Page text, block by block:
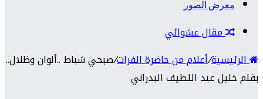
معرض الصور
مقال عشوائي
الرئيسية/أعلام من حاضرة الفرات/صبحي شباط ..ألوان وظلال..
بقلم خليل عبد اللطيف البدراني